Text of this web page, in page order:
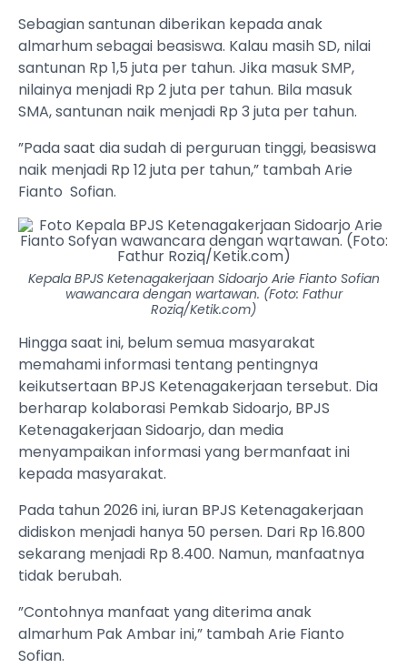
Sebagian santunan diberikan kepada anak
almarhum sebagai beasiswa. Kalau masih SD, nilai
santunan Rp 1,5 juta per tahun. Jika masuk SMP,
nilainya menjadi Rp 2 juta per tahun. Bila masuk
SMA, santunan naik menjadi Rp 3 juta per tahun.
”Pada saat dia sudah di perguruan tinggi, beasiswa
naik menjadi Rp 12 juta per tahun,” tambah Arie
Fianto Sofian.
Kepala BPJS Ketenagakerjaan Sidoarjo Arie Fianto Sofian
wawancara dengan wartawan. (Foto: Fathur
Roziq/Ketik.com)
Hingga saat ini, belum semua masyarakat
memahami informasi tentang pentingnya
keikutsertaan BPJS Ketenagakerjaan tersebut. Dia
berharap kolaborasi Pemkab Sidoarjo, BPJS
Ketenagakerjaan Sidoarjo, dan media
menyampaikan informasi yang bermanfaat ini
kepada masyarakat.
Pada tahun 2026 ini, iuran BPJS Ketenagakerjaan
didiskon menjadi hanya 50 persen. Dari Rp 16.800
sekarang menjadi Rp 8.400. Namun, manfaatnya
tidak berubah.
”Contohnya manfaat yang diterima anak
almarhum Pak Ambar ini,” tambah Arie Fianto
Sofian.